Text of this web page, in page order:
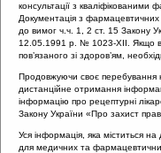
Головна
Матеріали
12 Хвороби органів
Захворювання
Матеріали за
дихання ::
шляхів
консультації з кваліфікованими
Документація з фармацевтичних
до вимог ч.ч. 1, 2 ст. 15 Закону
12.05.1991 р. № 1023-XII. Якщо
пов’язаного зі здоров’ям,
Продовжуючи своє перебування
дистанційне отримання
інформацію про рецептурні
Закону України «Про захист
Уся інформація, яка міститься
для медичних та фармацевтичних